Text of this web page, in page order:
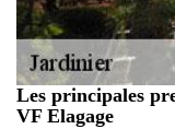
Les principales
VF Elagage